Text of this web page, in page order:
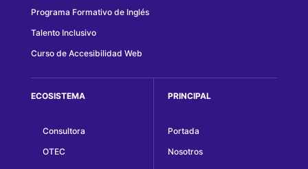
Programa Formativo de Inglés
Talento Inclusivo
Curso de Accesibilidad Web
ECOSISTEMA
Consultora
OTEC
PRINCIPAL
Portada
Nosotros